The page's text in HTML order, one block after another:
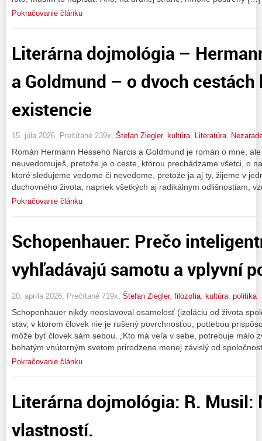
Pokračovanie článku
Literárna dojmológia –
a Goldmund – o dvoch
existencie
15. júla 2026, Prečítané 239x, Štefan Ziegler, kultúra, Literatúra,
Román Hermann Hesseho Narcis a Goldmund je román o mne,
neuvedomuješ, pretože je o ceste, ktorou prechádzame všetci, o
ktoré sledujeme vedome či nevedome, pretože ja aj ty, žijeme v
duchovného života, napriek všetkých aj radikálnym odlišnostiam,
Pokračovanie článku
Schopenhauer: Prečo
vyhľadávajú samotu a vplyvní
20. apríla 2026, Prečítané 719x, Štefan Ziegler, filozofia kultúra politika
Schopenhauer nikdy neoslavoval osamelosť (izoláciu od života
stav, v ktorom človek nie je rušený povrchnosťou, pottebou
môže byť človek sám sebou. „Kto má veľa v sebe, potrebuje málo
bohatým vnútorným svetom prirodzene menej závislý od
Pokračovanie článku
Literárna dojmológia: R. Musil:
vlastností.